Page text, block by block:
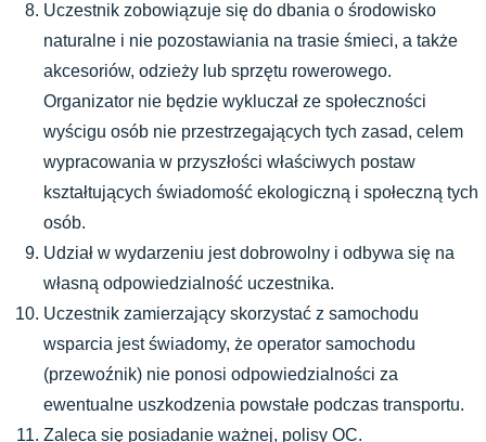
Uczestnik zobowiązuje się do dbania o środowisko
naturalne i nie pozostawiania na trasie śmieci, a także
akcesoriów, odzieży lub sprzętu rowerowego.
Organizator nie będzie wykluczał ze społeczności
wyścigu osób nie przestrzegających tych zasad, celem
wypracowania w przyszłości właściwych postaw
kształtujących świadomość ekologiczną i społeczną tych
osób.
Udział w wydarzeniu jest dobrowolny i odbywa się na
własną odpowiedzialność uczestnika.
Uczestnik zamierzający skorzystać z samochodu
wsparcia jest świadomy, że operator samochodu
(przewoźnik) nie ponosi odpowiedzialności za
ewentualne uszkodzenia powstałe podczas transportu.
Zaleca się posiadanie ważnej, polisy OC.